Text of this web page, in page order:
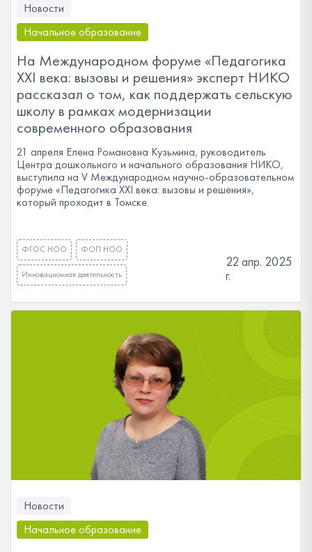
Новости
Начальное образование
На Международном форуме «Педагогика
XXI века: вызовы и решения» эксперт НИКО
рассказал о том, как поддержать сельскую
школу в рамках модернизации
современного образования
21 апреля Елена Романовна Кузьмина, руководитель
Центра дошкольного и начального образования НИКО,
выступила на V Международном научно-образовательном
форуме «Педагогика XXI века: вызовы и решения»,
который проходит в Томске.
ФГОС НОО ФОП НОО
Инновационная деятельность
22 апр. 2025
г.
Новости
Начальное образование